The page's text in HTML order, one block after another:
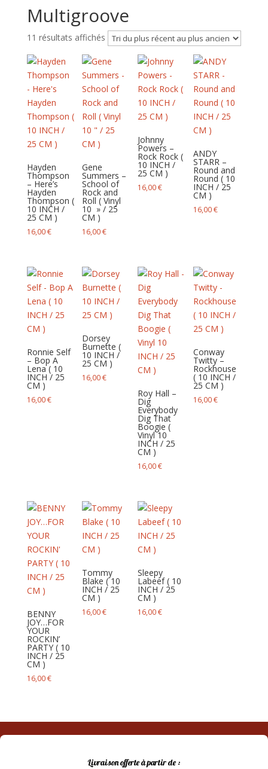
Multigroove
11 résultats affichésTrié
plus
récent
au
plus
ancien
Hayden
Thompson
– Here’s
Hayden
Thompson (
10 INCH /
25 CM )
16,00€
Gene
Summers –
School of
Rock and
Roll ( Vinyl
10 » / 25
CM )
16,00€
Johnny
Powers –
Rock Rock (
10 INCH /
25 CM )
16,00€
ANDY
STARR –
Round and
Round ( 10
INCH / 25
CM )
16,00€
Ronnie Self
– Bop A
Lena ( 10
INCH / 25
CM )
16,00€
Dorsey
Burnette (
10 INCH /
25 CM )
16,00€
Roy Hall –
Dig
Everybody
Dig That
Boogie (
Vinyl 10
INCH / 25
CM )
16,00€
Conway
Twitty –
Rockhouse
( 10 INCH /
25 CM )
16,00€
BENNY
JOY…FOR
YOUR
ROCKIN’
PARTY ( 10
INCH / 25
CM )
16,00€
Tommy
Blake ( 10
INCH / 25
CM )
16,00€
Sleepy
Labeef ( 10
INCH / 25
CM )
16,00€
Livraison offerte à partir de :